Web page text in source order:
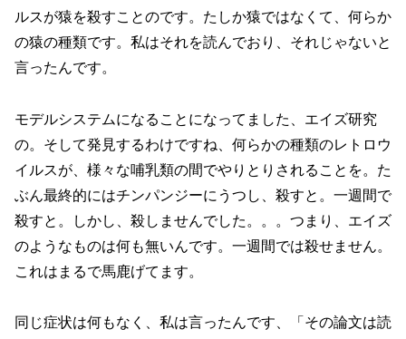
ルスが猿を殺すことのです。たしか猿ではなくて、何らか
の猿の種類です。私はそれを読んでおり、それじゃないと
言ったんです。
モデルシステムになることになってました、エイズ研究
の。そして発見するわけですね、何らかの種類のレトロウ
イルスが、様々な哺乳類の間でやりとりされることを。た
ぶん最終的にはチンパンジーにうつし、殺すと。一週間で
殺すと。しかし、殺しませんでした。。。つまり、エイズ
のようなものは何も無いんです。一週間では殺せません。
これはまるで馬鹿げてます。
同じ症状は何もなく、私は言ったんです、「その論文は読